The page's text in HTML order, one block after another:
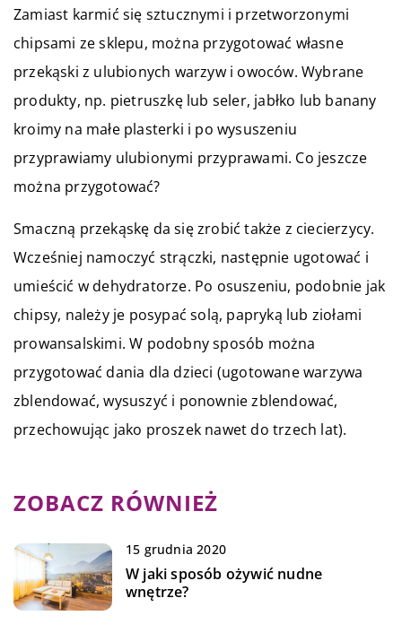
Zamiast karmić się sztucznymi i przetworzonymi
chipsami ze sklepu, można przygotować własne
przekąski z ulubionych warzyw i owoców. Wybrane
produkty, np. pietruszkę lub seler, jabłko lub banany
kroimy na małe plasterki i po wysuszeniu
przyprawiamy ulubionymi przyprawami. Co jeszcze
można przygotować?
Smaczną przekąskę da się zrobić także z ciecierzycy.
Wcześniej namoczyć strączki, następnie ugotować i
umieścić w dehydratorze. Po osuszeniu, podobnie jak
chipsy, należy je posypać solą, papryką lub ziołami
prowansalskimi. W podobny sposób można
przygotować dania dla dzieci (ugotowane warzywa
zblendować, wysuszyć i ponownie zblendować,
przechowując jako proszek nawet do trzech lat).
ZOBACZ RÓWNIEŻ
15 grudnia 2020
W jaki sposób ożywić nudne
wnętrze?